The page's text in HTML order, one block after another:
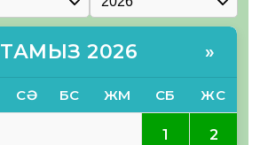
ТАМЫЗ 2026 »
СӘ БС ЖМ СБ ЖС
1 2